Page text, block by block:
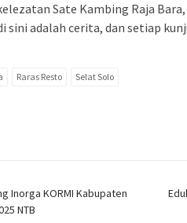
Sate Kambing Raja
sini adalah cerita, dan setiap
Raras Resto Selat Solo
Inorga KORMI Kabupaten
NTB